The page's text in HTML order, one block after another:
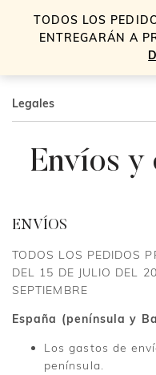
Legales
Envíos y
ENVÍOS
TODOS LOS PEDIDOS
DEL 15 DE JULIO DEL
SEPTIEMBRE
España (península y
Los gastos de
península.
TODOS LOS
ENTREGARÁN A